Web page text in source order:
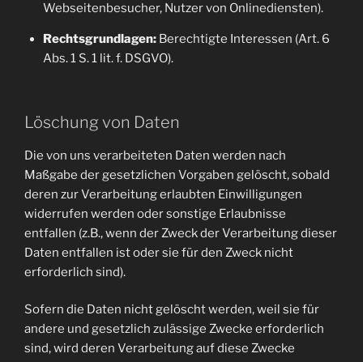
Webseitenbesucher, Nutzer von Onlinediensten).
Rechtsgrundlagen:Berechtigte Interessen (Art. 6
Abs. 1 S. 1 lit. f. DSGVO).
Löschung von Daten
Die von uns verarbeiteten Daten werden nach
Maßgabe der gesetzlichen Vorgaben gelöscht, sobald
deren zur Verarbeitung erlaubten Einwilligungen
widerrufen werden oder sonstige Erlaubnisse
entfallen (z.B., wenn der Zweck der Verarbeitung dieser
Daten entfallen ist oder sie für den Zweck nicht
erforderlich sind).
Sofern die Daten nicht gelöscht werden, weil sie für
andere und gesetzlich zulässige Zwecke erforderlich
sind, wird deren Verarbeitung auf diese Zwecke